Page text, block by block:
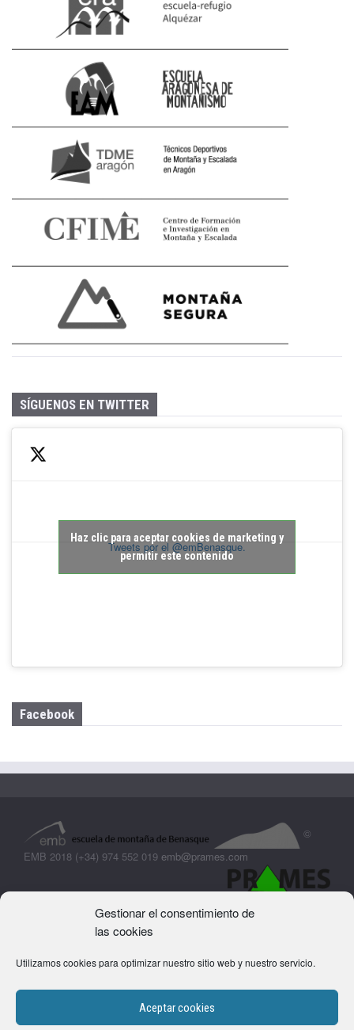
Gestionar el consentimiento de
las cookies
Utilizamos cookies para optimizar nuestro sitio web y nuestro servicio.
Aceptar cookies
SÍGUENOS EN TWITTER
Tweets por el @emBenasque.
Haz clic para aceptar cookies de marketing y
permitir este contenido
Facebook
©
EMB 2018 (+34) 974 552 019 emb@prames.com